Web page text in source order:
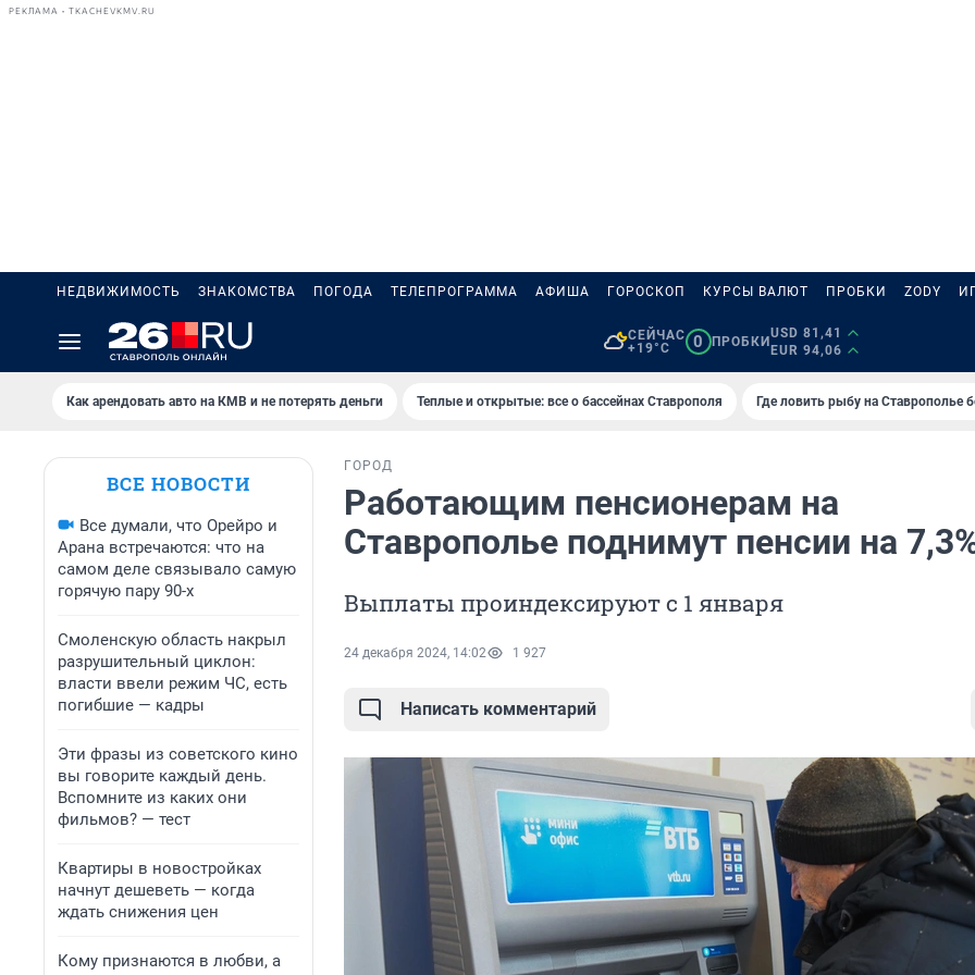
РЕКЛАМА • TKACHEVKMV.RU
НЕДВИЖИМОСТЬ ЗНАКОМСТВА ПОГОДА ТЕЛЕПРОГРАММА АФИША ГОРОСКОП КУРСЫ ВАЛЮТ ПРОБКИ ZODY
СЕЙЧАС
+19°C
0 ПРОБКИ
USD 81,41
EUR 94,06
Как арендовать авто на КМВ и не потерять деньги Теплые и открытые: все о бассейнах Ставрополя Где ловить рыбу на Ставрополье
ВСЕ НОВОСТИ
Все думали, что Орейро и
Арана встречаются: что на
самом деле связывало самую
горячую пару 90-х
Смоленскую область накрыл
разрушительный циклон:
власти ввели режим ЧС, есть
погибшие — кадры
Эти фразы из советского кино
вы говорите каждый день.
Вспомните из каких они
фильмов? — тест
Квартиры в новостройках
начнут дешеветь — когда
ждать снижения цен
Кому признаются в любви, а
ГОРОД
Работающим пенсионерам на
Ставрополье поднимут пенсии на
Выплаты проиндексируют с 1 января
24 декабря 2024, 14:02 1 927
Написать комментарий